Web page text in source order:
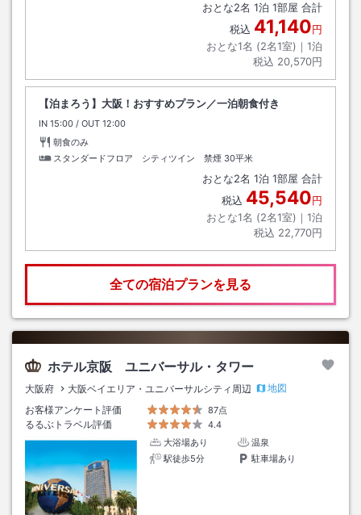
おとな2名 1泊 1部屋 合計
税込 41,140円
おとな1名 (2名1室)｜ 1泊
税込 20,570円
【泊まろう】大阪！おすすめプラン／一泊朝食付き
IN チェックイン
15:00 / OUT チェックアウト
12:00
朝食のみ
スタンダードフロア シティツイン 禁煙 30平米
おとな2名 1泊 1部屋 合計
税込 45,540円
おとな1名 (2名1室)｜ 1泊
税込 22,770円
全ての宿泊プランを見る
ホテル京阪 ユニバーサル・タワー
大阪府 大阪ベイエリア・ユニバーサルシティ周辺
地図
お客様アンケート評価
87点
るるぶトラベル評価
4.4
大浴場あり
温泉
駅徒歩5分
駐車場あり